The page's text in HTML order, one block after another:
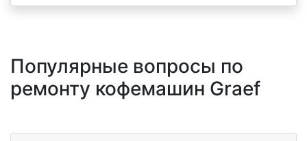
Популярные вопросы по
ремонту кофемашин Graef